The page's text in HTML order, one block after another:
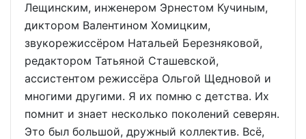
Лещинским, инженером Эрнестом Кучиным,
диктором Валентином Хомицким,
звукорежиссёром Натальей Березняковой,
редактором Татьяной Сташевской,
ассистентом режиссёра Ольгой Щедновой и
многими другими. Я их помню с детства. Их
помнит и знает несколько поколений северян.
Это был большой, дружный коллектив. Всё,